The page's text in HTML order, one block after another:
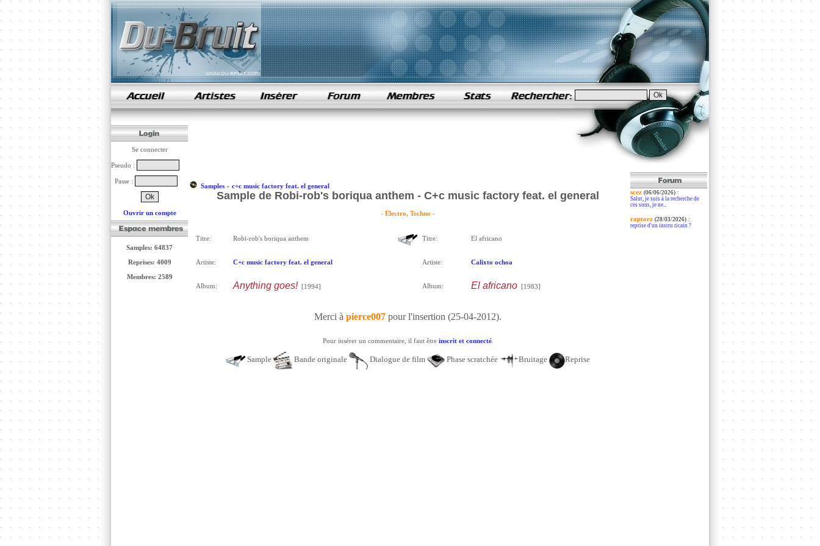
samples de rap
Se connecter
Pseudo :
Passe :
Ouvrir un compte
Samples: 64837
Reprises: 4009
Membres: 2589
Samples» c+c music factory feat. el general
Sample de Robi-rob's boriqua anthem - C+c music factory feat. el general
- Electro, Techno -
Titre: Robi-rob's boriqua anthem
Artiste: C+c music factory feat. el general
Album: Anything goes![1994]
Titre: El africano
Artiste: Calixto ochoa
Album: El africano[1983]
Merci à pierce007 pour l'insertion (25-04-2012).
Pour insérer un commentaire, il faut être inscrit et connecté.
Sample Bande originale Dialogue de film Phase scratchée Bruitage Reprise
scez (06/06/2026):
Salut, je suis à la recherche de
ces sons, je ne...
raptorz (28/03/2026):
reprise d'un instru ricain ?